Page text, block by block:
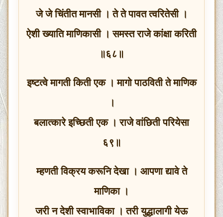
जे जे चिंतीत मानसी । ते ते पावत त्वरितेसी ।
ऐशी ख्याति माणिकासी । समस्त राजे कांक्षा करिती
॥६८॥
इष्टत्वे मागती किती एक । मागो पाठविती ते माणिक
।
बलात्कारे इच्छिती एक । राजे वांछिती परियेसा
६९॥
म्हणती विक्रय करूनि देखा । आपणा द्यावे ते
माणिका ।
जरी न देशी स्वाभाविका । तरी युद्धालागी येऊ